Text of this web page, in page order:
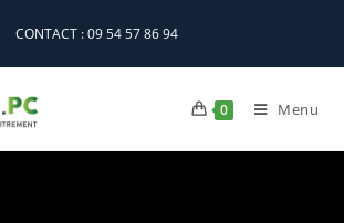
CONTACT : 09 54 57 86 94
0 Menu